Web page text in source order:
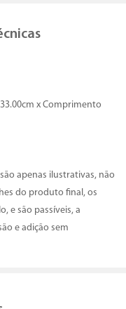
x Comprimento
apenas ilustrativas, não
do produto final, os
e são passíveis, a
e adição sem